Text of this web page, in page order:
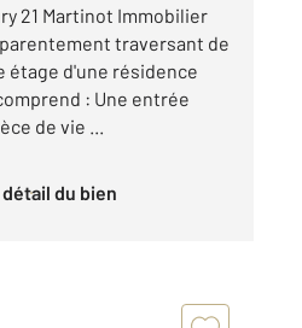
21 Martinot Immobilier
traversant de
étage d'une résidence
: Une entrée
de vie ...
détail du bien